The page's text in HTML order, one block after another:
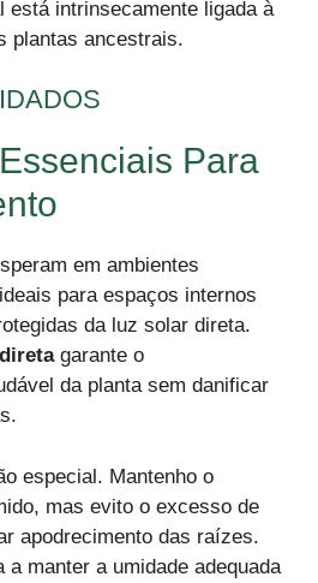
está intrinsecamente ligada à
plantas ancestrais.
Para
em ambientes
para espaços internos
da luz solar direta.
garante o
da planta sem danificar
especial. Mantenho o
mas evito o excesso de
apodrecimento das raízes.
a manter a umidade adequada